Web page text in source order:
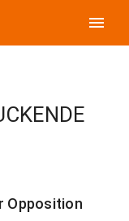
menu
Opposition